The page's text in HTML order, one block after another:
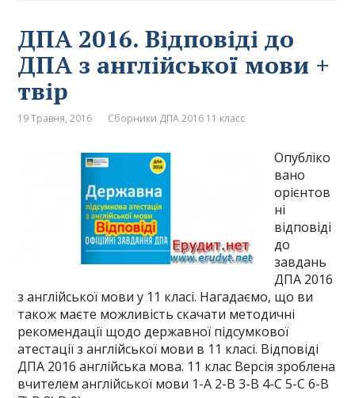
ДПА 2016. Відповіді до
ДПА з англійської мови +
твір
19 Травня, 2016 Сборники ДПА 2016 11 класс
Опубліко
вано
орієнтов
ні
відповіді
до
завдань
ДПА 2016
з англійської мови у 11 класі. Нагадаємо, що ви
також маєте можливість скачати методичні
рекомендації щодо державної підсумкової
атестації з англійської мови в 11 класі. Відповіді
ДПА 2016 англійська мова. 11 клас Версія зроблена
вчителем англійської мови 1-A 2-B 3-B 4-C 5-C 6-B